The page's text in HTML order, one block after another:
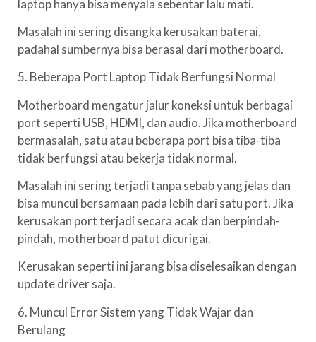
laptop hanya bisa menyala sebentar lalu mati.
Masalah ini sering disangka kerusakan baterai,
padahal sumbernya bisa berasal dari motherboard.
5. Beberapa Port Laptop Tidak Berfungsi Normal
Motherboard mengatur jalur koneksi untuk berbagai
port seperti USB, HDMI, dan audio. Jika motherboard
bermasalah, satu atau beberapa port bisa tiba-tiba
tidak berfungsi atau bekerja tidak normal.
Masalah ini sering terjadi tanpa sebab yang jelas dan
bisa muncul bersamaan pada lebih dari satu port. Jika
kerusakan port terjadi secara acak dan berpindah-
pindah, motherboard patut dicurigai.
Kerusakan seperti ini jarang bisa diselesaikan dengan
update driver saja.
6. Muncul Error Sistem yang Tidak Wajar dan
Berulang